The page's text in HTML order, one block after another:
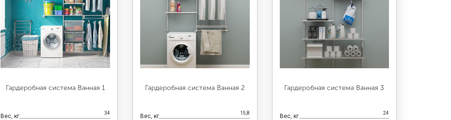
Гардеробная система Ванная 1
Вес, кг 34
Гардеробная система Ванная 2
Вес, кг 15,8
Гардеробная система Ванная 3
Вес, кг 24